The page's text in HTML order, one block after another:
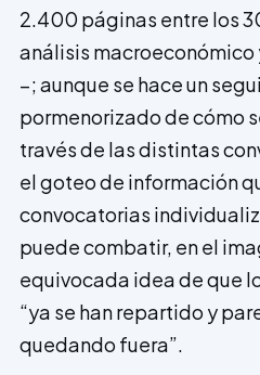
2.400 páginas entre los
análisis macroeconómico
–; aunque se hace un
pormenorizado de cómo
través de las distintas
el goteo de información
convocatorias
puede combatir, en el
equivocada idea de que
“ya se han repartido y
quedando fuera”.